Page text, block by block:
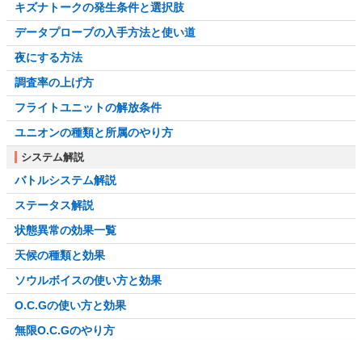
キズナトークの発生条件と選択肢
データプローブの入手方法と使い道
夜にする方法
調査率の上げ方
フライトユニットの解放条件
ユニオンの種類と所属のやり方
システム解説
バトルシステム解説
ステータス解説
状態異常の効果一覧
天候の種類と効果
ソウルボイスの使い方と効果
O.C.Gの使い方と効果
無限O.C.Gのやり方